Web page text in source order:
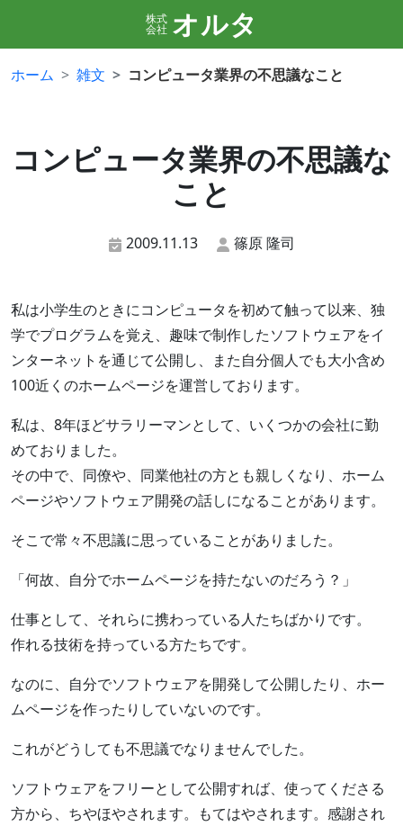
株式
会社 オルタ
ホーム 雑文 コンピュータ業界の不思議なこと
コンピュータ業界の不思議な
こと
2009.11.13 篠原 隆司
私は小学生のときにコンピュータを初めて触って以来、独
学でプログラムを覚え、趣味で制作したソフトウェアをイ
ンターネットを通じて公開し、また自分個人でも大小含め
100近くのホームページを運営しております。
私は、8年ほどサラリーマンとして、いくつかの会社に勤
めておりました。
その中で、同僚や、同業他社の方とも親しくなり、ホーム
ページやソフトウェア開発の話しになることがあります。
そこで常々不思議に思っていることがありました。
「何故、自分でホームページを持たないのだろう？」
仕事として、それらに携わっている人たちばかりです。
作れる技術を持っている方たちです。
なのに、自分でソフトウェアを開発して公開したり、ホー
ムページを作ったりしていないのです。
これがどうしても不思議でなりませんでした。
ソフトウェアをフリーとして公開すれば、使ってくださる
方から、ちやほやされます。もてはやされます。感謝され